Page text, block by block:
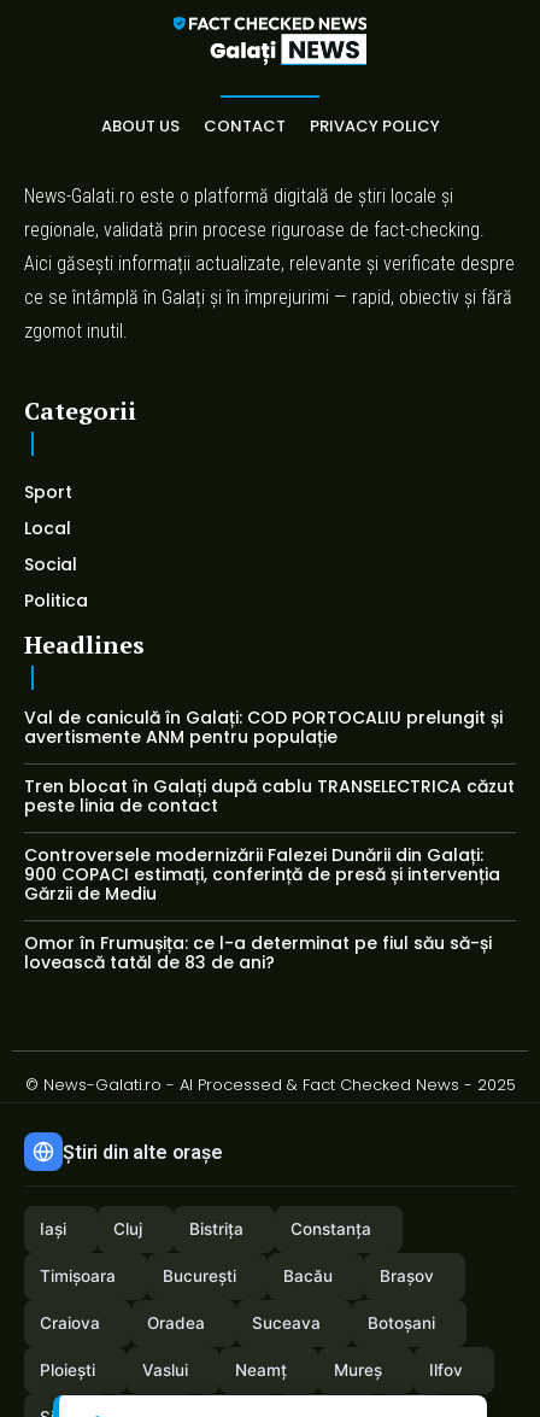
ABOUT US CONTACT PRIVACY POLICY
News-Galati.ro este o platformă digitală de știri locale și
regionale, validată prin procese riguroase de fact-checking.
Aici găsești informații actualizate, relevante și verificate despre
ce se întâmplă în Galați și în împrejurimi — rapid, obiectiv și fără
zgomot inutil.
Categorii
Sport
Local
Social
Politica
Headlines
Val de caniculă în Galați: COD PORTOCALIU prelungit și
avertismente ANM pentru populație
Tren blocat în Galați după cablu TRANSELECTRICA căzut
peste linia de contact
Controversele modernizării Falezei Dunării din Galați:
900 COPACI estimați, conferință de presă și intervenția
Gărzii de Mediu
Omor în Frumușița: ce l-a determinat pe fiul său să-și
lovească tatăl de 83 de ani?
© News-Galati.ro - AI Processed & Fact Checked News - 2025
Știri din alte orașe
Iași Cluj Bistrița Constanța
Timișoara București Bacău Brașov
Craiova Oradea Suceava Botoșani
Ploiești Vaslui Neamț Mureș Ilfov